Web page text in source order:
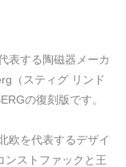
表する陶磁器メーカ
（スティグ リンド
の復刻版です。
欧を代表するデザイ
ンストファックと王